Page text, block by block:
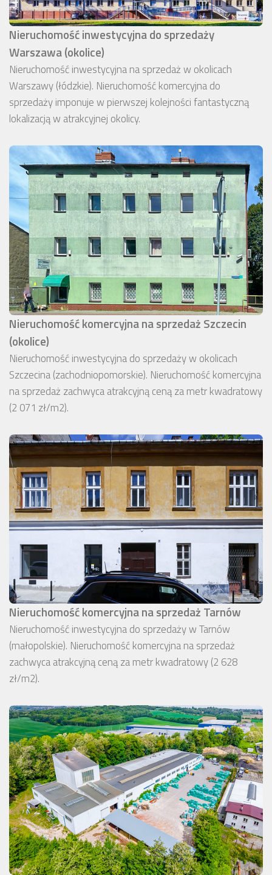
Nieruchomość inwestycyjna do sprzedaży
Warszawa (okolice)
Nieruchomość inwestycyjna na sprzedaż w okolicach
Warszawy (łódzkie). Nieruchomość komercyjna do
sprzedaży imponuje w pierwszej kolejności fantastyczną
lokalizacją w atrakcyjnej okolicy.
Nieruchomość komercyjna na sprzedaż Szczecin
(okolice)
Nieruchomość inwestycyjna do sprzedaży w okolicach
Szczecina (zachodniopomorskie). Nieruchomość komercyjna
na sprzedaż zachwyca atrakcyjną ceną za metr kwadratowy
(2 071 zł/m2).
Nieruchomość komercyjna na sprzedaż Tarnów
Nieruchomość inwestycyjna do sprzedaży w Tarnów
(małopolskie). Nieruchomość komercyjna na sprzedaż
zachwyca atrakcyjną ceną za metr kwadratowy (2 628
zł/m2).